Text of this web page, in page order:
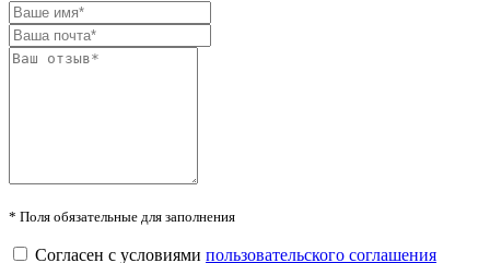
* Поля обязательные для заполнения
Согласен с условиями пользовательского соглашения